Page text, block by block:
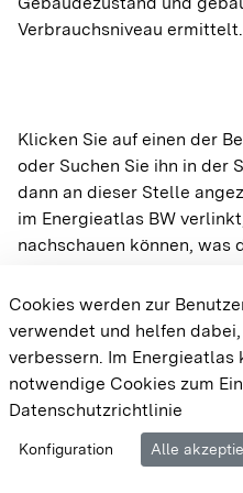
A
AGFW
Wärme
Aggregation
A
Amortisationszeit
Verbrauchsniveau ermittelt.
Klicken Sie auf einen der
oder Suchen Sie ihn in der
dann an dieser Stelle
im Energieatlas BW
nachschauen können, was
Cookie-Einstellungen
Impressum
Cookies werden zur
verwendet und helfen
verbessern. Im Energieatlas
notwendige Cookies zum
Datenschutzrichtlinie
Konfiguration Alle